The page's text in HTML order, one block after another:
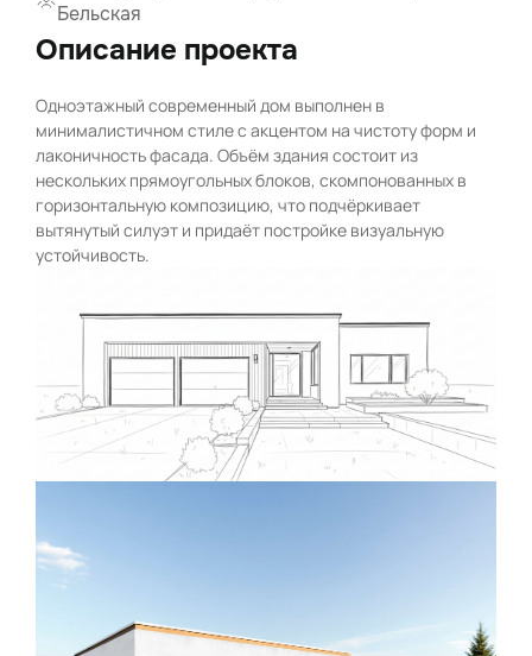
Бельская
Описание проекта
Одноэтажный современный дом выполнен в
минималистичном стиле с акцентом на чистоту форм и
лаконичность фасада. Объём здания состоит из
нескольких прямоугольных блоков, скомпонованных в
горизонтальную композицию, что подчёркивает
вытянутый силуэт и придаёт постройке визуальную
устойчивость.